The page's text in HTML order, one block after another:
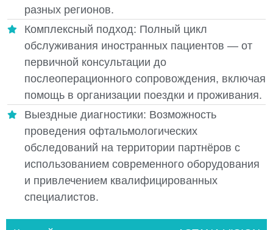
разных регионов.
Комплексный подход: Полный цикл
обслуживания иностранных пациентов — от
первичной консультации до
послеоперационного сопровождения, включая
помощь в организации поездки и проживания.
Выездные диагностики: Возможность
проведения офтальмологических
обследований на территории партнёров с
использованием современного оборудования
и привлечением квалифицированных
специалистов.